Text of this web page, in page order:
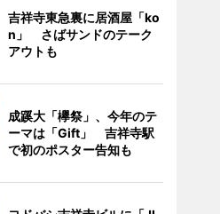
吉祥寺東急裏に居酒屋「ko
n」 さばサンドのテーク
アウトも
成蹊大「欅祭」、今年のテ
ーマは「Gift」 吉祥寺駅
で初のポスター告知も